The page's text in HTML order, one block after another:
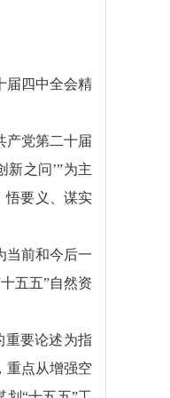
届四中全会精
产党第二十届
之问’”为主
悟要义、谋实
当前和今后一
五五”自然资
重要论述为指
重点从增强空